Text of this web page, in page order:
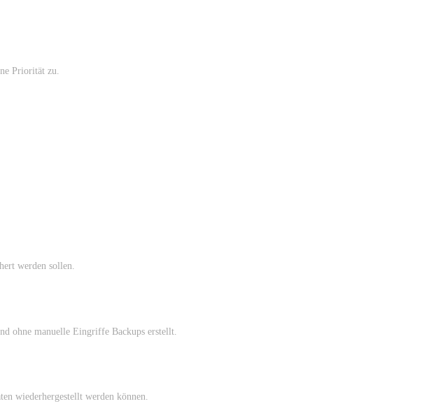
Priorität zu.
werden sollen.
ohne manuelle Eingriffe Backups erstellt.
wiederhergestellt werden können.